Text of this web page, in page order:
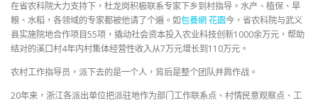
在省农科院大力支持下，杜龙岗积极联系专家下乡到村指导。水产、植保、旱
粮、水稻，各领域的专家都被他请了个遍。如包養網 花園今，省农科院与武义
县实施院地合作项目55项，撬动社会资本投入农业科技创新1000余万元，帮助
结对的溪口村4年内村集体经营性收入从7万元增长到110万元。
农村工作指导员，派下去的是一个人，背后是整个团队并肩作战。
20年来，浙江各派出单位把派驻地作为部门工作联系点、村情民意观察点、工